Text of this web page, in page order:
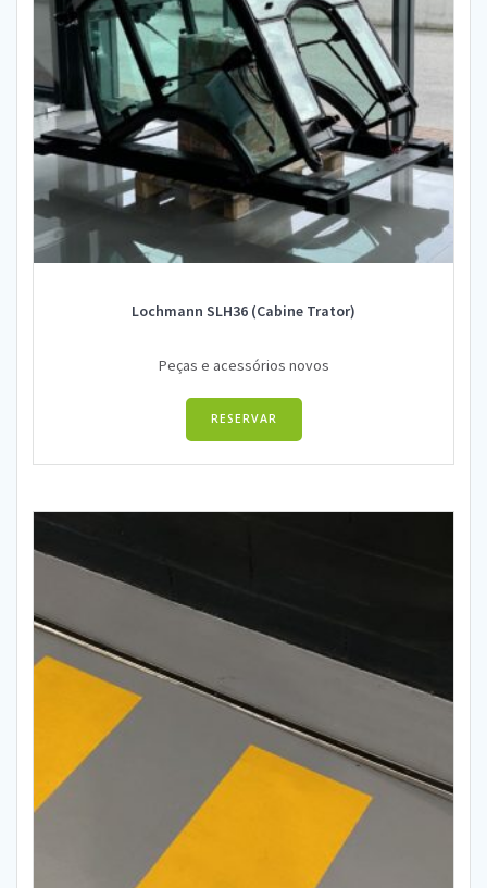
Lochmann SLH36 (Cabine Trator)
Peças e acessórios novos
RESERVAR